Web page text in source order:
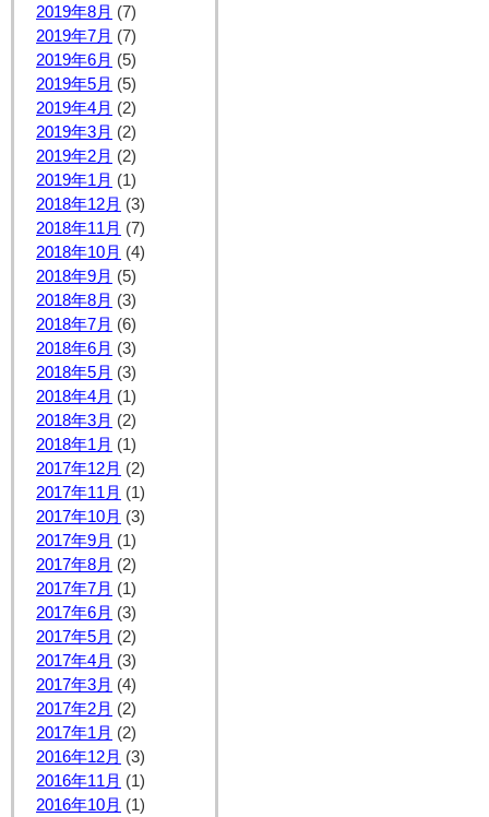
2019年8月 (7)
2019年7月 (7)
2019年6月 (5)
2019年5月 (5)
2019年4月 (2)
2019年3月 (2)
2019年2月 (2)
2019年1月 (1)
2018年12月 (3)
2018年11月 (7)
2018年10月 (4)
2018年9月 (5)
2018年8月 (3)
2018年7月 (6)
2018年6月 (3)
2018年5月 (3)
2018年4月 (1)
2018年3月 (2)
2018年1月 (1)
2017年12月 (2)
2017年11月 (1)
2017年10月 (3)
2017年9月 (1)
2017年8月 (2)
2017年7月 (1)
2017年6月 (3)
2017年5月 (2)
2017年4月 (3)
2017年3月 (4)
2017年2月 (2)
2017年1月 (2)
2016年12月 (3)
2016年11月 (1)
2016年10月 (1)